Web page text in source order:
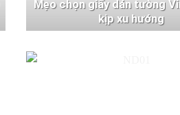
Mẹo chọn giấy dán tường
kịp xu hướng